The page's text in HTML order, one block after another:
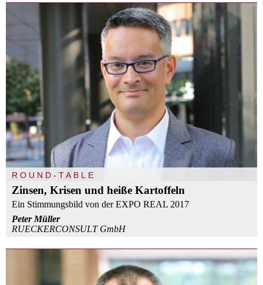
ROUND-TABLE
Zinsen, Krisen und heiße Kartoffeln
Ein Stimmungsbild von der EXPO REAL 2017
Peter Müller
RUECKERCONSULT GmbH